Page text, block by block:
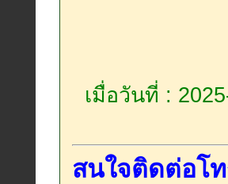
เมื่อวันที่ :
สนใจติดต่อโ